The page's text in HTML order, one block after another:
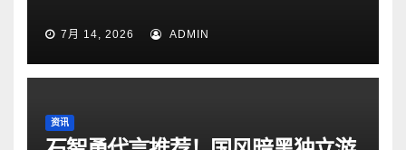
7月 14, 2026 ADMIN
资讯